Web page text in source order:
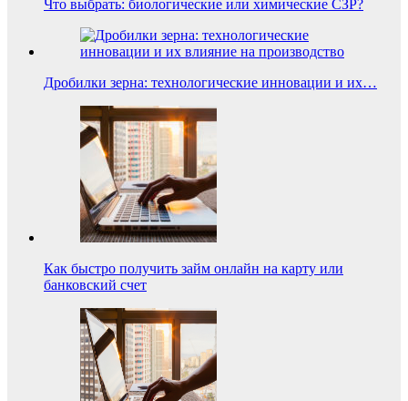
Что выбрать: биологические или химические СЗР?
Дробилки зерна: технологические инновации и их…
Как быстро получить займ онлайн на карту или
банковский счет